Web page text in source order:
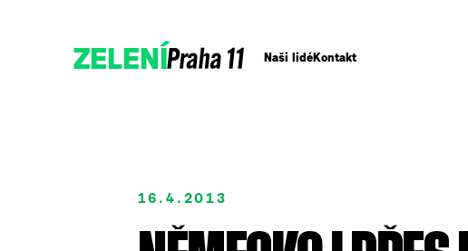
ZELENÍPraha 11 Naši lidéKontakt
16.4.2013